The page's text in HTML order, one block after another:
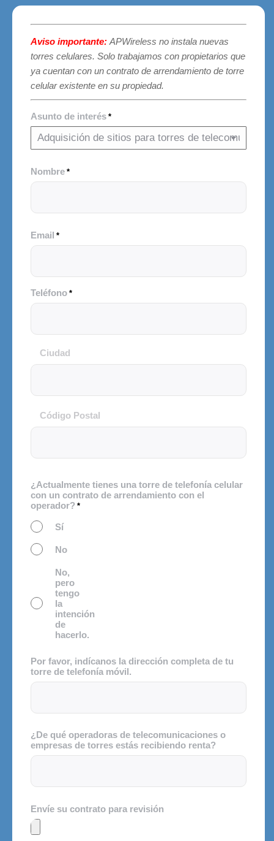
Aviso importante: APWireless no instala nuevas
torres celulares. Solo trabajamos con propietarios que
ya cuentan con un contrato de arrendamiento de torre
celular existente en su propiedad.
Asunto de interés *
Nombre *
Email *
Teléfono *
Ciudad
Código
Ciudad
Código Postal
¿Actualmente tienes una torre de telefonía celular
con un contrato de arrendamiento con el
operador? *
Sí
No
No,
pero
tengo
la
intención
de
hacerlo.
Por favor, indícanos la dirección completa de tu
torre de telefonía móvil.
¿De qué operadoras de telecomunicaciones o
empresas de torres estás recibiendo renta?
Envíe su contrato para revisión